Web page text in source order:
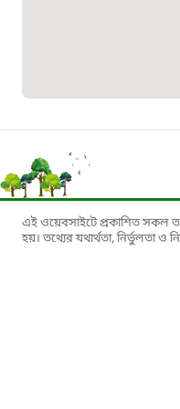
১৬৫৭৫
ই-জিপি ইমার্জেন্সি
১০০
বাংলাদেশ
এই ওয়েবসাইটে প্রকাশিত সকল
হয়। তথ্যের যথার্থতা, নির্ভুলতা ও